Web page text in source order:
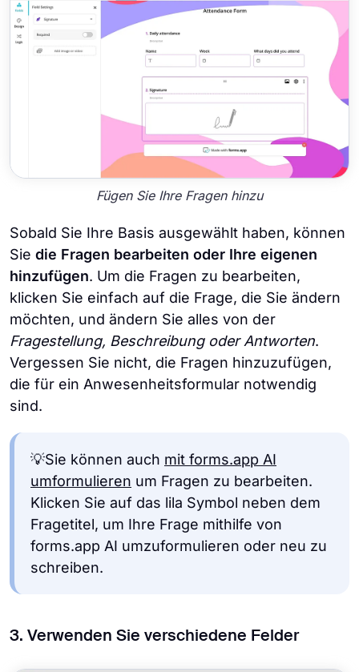
Fügen Sie Ihre Fragen hinzu
Sobald Sie Ihre Basis ausgewählt haben, können
Sie die Fragen bearbeiten oder Ihre eigenen
hinzufügen. Um die Fragen zu bearbeiten,
klicken Sie einfach auf die Frage, die Sie ändern
möchten, und ändern Sie alles von der
Fragestellung, Beschreibung oder Antworten.
Vergessen Sie nicht, die Fragen hinzuzufügen,
die für ein Anwesenheitsformular notwendig
sind.
💡Sie können auch mit forms.app AI
umformulieren um Fragen zu bearbeiten.
Klicken Sie auf das lila Symbol neben dem
Fragetitel, um Ihre Frage mithilfe von
forms.app AI umzuformulieren oder neu zu
schreiben.
3. Verwenden Sie verschiedene Felder